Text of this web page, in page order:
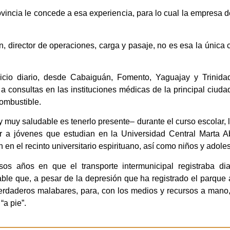
le concede a esa experiencia, para lo cual la empresa
director de operaciones, carga y pasaje, no es esa la única
diario, desde Cabaiguán, Fomento, Yaguajay y
consultas en las instituciones médicas de la principal
saludable es tenerlo presente– durante el curso
a jóvenes que estudian en la Universidad Central Marta
en el recinto universitario espirituano, así como niños y
años en que el transporte intermunicipal registraba
que, a pesar de la depresión que ha registrado el
malabares, para, con los medios y recursos a
pie”.